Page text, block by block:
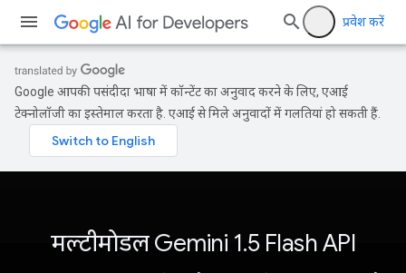
प्रवेश करें
Google आपकी पसंदीदा भाषा में कॉन्टेंट का अनुवाद करने के लिए, एआई
टेक्नोलॉजी का इस्तेमाल करता है. एआई से मिले अनुवादों में गलतियां हो सकती हैं.
मल्टीमोडल Gemini 1.5 Flash API